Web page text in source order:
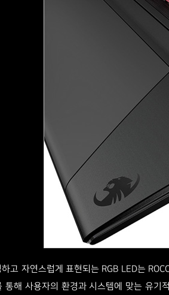
고 자연스럽게 표현되는 RGB LED는
통해 사용자의 환경과 시스템에 맞는 유